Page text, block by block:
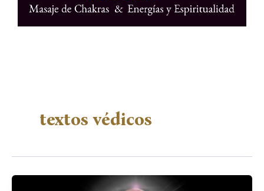
textos védicos